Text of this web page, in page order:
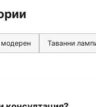
модерен Таванни